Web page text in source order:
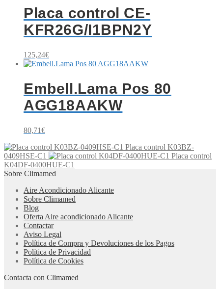
Placa control CE-
KFR26G/I1BPN2Y
125,24€
Embell.Lama Pos 80
AGG18AAKW
80,71€
Placa control K03BZ-
0409HSE-C1
Placa control
K04DF-0400HUE-C1
Sobre Climamed
Aire Acondicionado Alicante
Sobre Climamed
Blog
Oferta Aire acondicionado Alicante
Contactar
Aviso Legal
Política de Compra y Devoluciones de los Pagos
Política de Privacidad
Política de Cookies
Contacta con Climamed